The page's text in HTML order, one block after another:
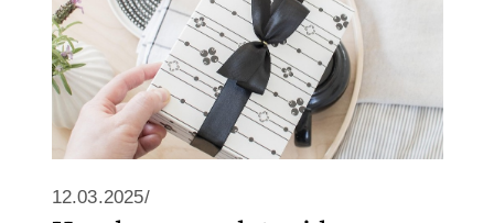
12.03.2025/